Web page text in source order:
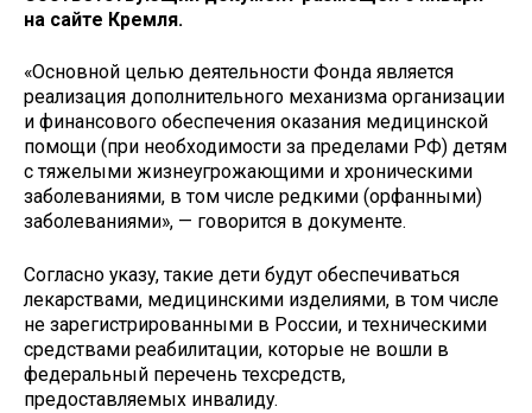
на сайте Кремля.
«Основной целью деятельности Фонда является
реализация дополнительного механизма организации
и финансового обеспечения оказания медицинской
помощи (при необходимости за пределами РФ) детям
с тяжелыми жизнеугрожающими и хроническими
заболеваниями, в том числе редкими (орфанными)
заболеваниями», — говорится в документе.
Согласно указу, такие дети будут обеспечиваться
лекарствами, медицинскими изделиями, в том числе
не зарегистрированными в России, и техническими
средствами реабилитации, которые не вошли в
федеральный перечень техсредств,
предоставляемых инвалиду.